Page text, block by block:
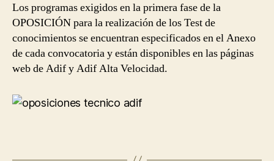
Los programas exigidos en la primera fase de la
OPOSICIÓN para la realización de los Test de
conocimientos se encuentran especificados en el Anexo
de cada convocatoria y están disponibles en las páginas
web de Adif y Adif Alta Velocidad.